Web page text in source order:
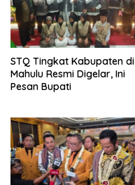
STQ Tingkat Kabupaten di
Mahulu Resmi Digelar, Ini
Pesan Bupati